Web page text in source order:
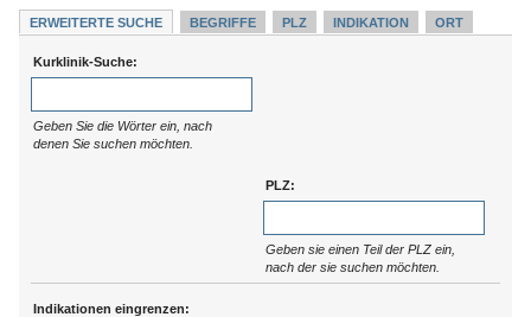
ERWEITERTE SUCHE BEGRIFFE PLZ INDIKATION ORT
Kurklinik-Suche:
Geben Sie die Wörter ein, nach
denen Sie suchen möchten.
PLZ:
Geben sie einen Teil der PLZ ein,
nach der sie suchen möchten.
Indikationen eingrenzen: